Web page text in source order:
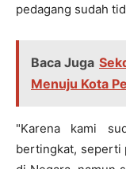
pedagang sudah
Baca Juga
Menuju Kota
"Karena kami
bertingkat, seperti